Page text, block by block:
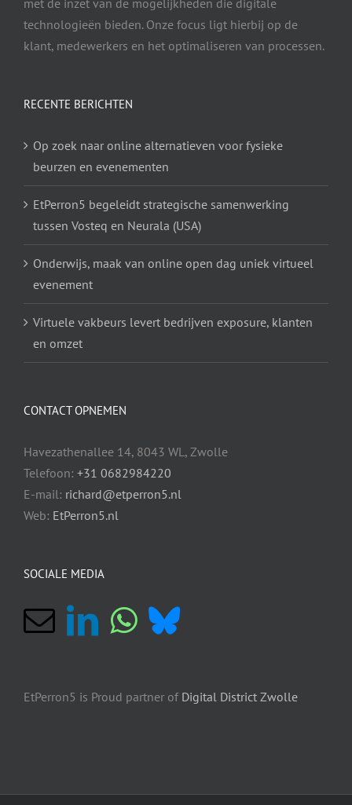
met de inzet van de mogelijkheden die digitale
technologieën bieden. Onze focus ligt hierbij op de
klant, medewerkers en het optimaliseren van processen.
RECENTE BERICHTEN
Op zoek naar online alternatieven voor fysieke
beurzen en evenementen
EtPerron5 begeleidt strategische samenwerking
tussen Vosteq en Neurala (USA)
Onderwijs, maak van online open dag uniek virtueel
evenement
Virtuele vakbeurs levert bedrijven exposure, klanten
en omzet
CONTACT OPNEMEN
Havezathenallee 14, 8043 WL, Zwolle
Telefoon: +31 0682984220
E-mail: richard@etperron5.nl
Web: EtPerron5.nl
SOCIALE MEDIA
EtPerron5 is Proud partner of Digital District Zwolle